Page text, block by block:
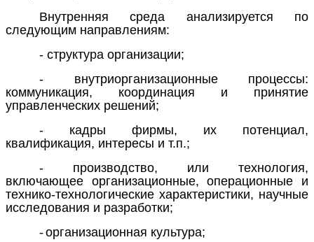
Внутренняя среда анализируется по
следующим направлениям:
- структура организации;
- внутриорганизационные процессы:
коммуникация, координация и принятие
управленческих решений;
- кадры фирмы, их потенциал,
квалификация, интересы и т.п.;
- производство, или технология,
включающее организационные, операционные и
технико-технологические характеристики, научные
исследования и разработки;
-организационная культура;